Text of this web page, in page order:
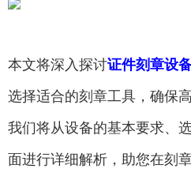
本文将深入探讨证件刻章设
选择适合的刻章工具，确保
我们将从设备的基本要求、
面进行详细解析，助您在刻